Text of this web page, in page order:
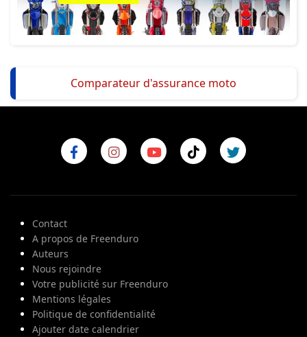
Comparateur d'assurance moto
Contact
A propos de Freenduro
Auteurs
Nous rejoindre
Votre publicité sur Freenduro
Mentions légales
Politique de confidentialité
Ajouter date calendrier